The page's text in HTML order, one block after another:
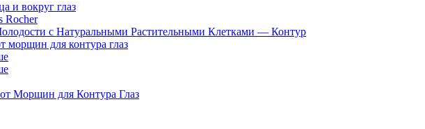
и вокруг глаз
Rocher
с Натуральными Растительными Клетками — Контур
для контура глаз
Морщин для Контура Глаз